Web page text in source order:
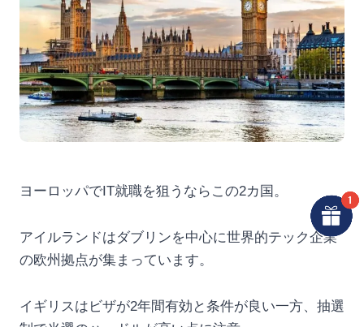
ヨーロッパでIT就職を狙うならこの2カ国。
アイルランドはダブリンを中心に世界的テック企業
の欧州拠点が集まっています。
イギリスはビザが2年間有効と条件が良い一方、抽選